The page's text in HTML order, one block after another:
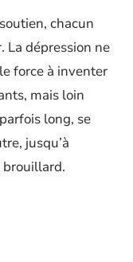
chacun
La dépression ne
force à inventer
mais loin
long, se
jusqu’à
brouillard.